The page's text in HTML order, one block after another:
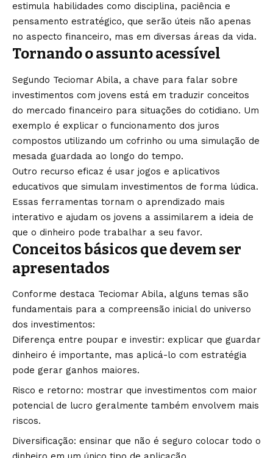
estimula habilidades como disciplina, paciência e
pensamento estratégico, que serão úteis não apenas
no aspecto financeiro, mas em diversas áreas da vida.
Tornando o assunto acessível
Segundo Teciomar Abila, a chave para falar sobre
investimentos com jovens está em traduzir conceitos
do mercado financeiro para situações do cotidiano. Um
exemplo é explicar o funcionamento dos juros
compostos utilizando um cofrinho ou uma simulação de
mesada guardada ao longo do tempo.
Outro recurso eficaz é usar jogos e aplicativos
educativos que simulam investimentos de forma lúdica.
Essas ferramentas tornam o aprendizado mais
interativo e ajudam os jovens a assimilarem a ideia de
que o dinheiro pode trabalhar a seu favor.
Conceitos básicos que devem ser
apresentados
Conforme destaca Teciomar Abila, alguns temas são
fundamentais para a compreensão inicial do universo
dos investimentos:
Diferença entre poupar e investir: explicar que guardar
dinheiro é importante, mas aplicá-lo com estratégia
pode gerar ganhos maiores.
Risco e retorno: mostrar que investimentos com maior
potencial de lucro geralmente também envolvem mais
riscos.
Diversificação: ensinar que não é seguro colocar todo o